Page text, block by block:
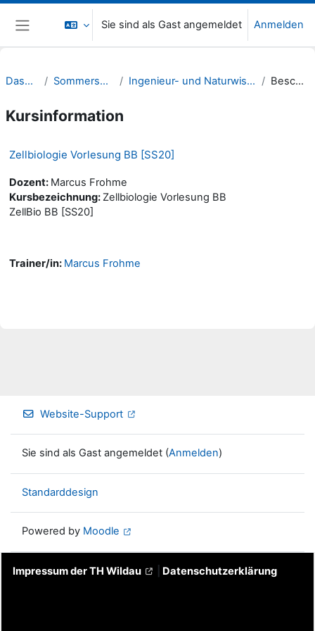
Zum Hauptinhalt
Website-Übersicht
Sie sind als Gast angemeldet Anmelden
Dashboard Sommersemester 20 Ingenieur- und Naturwissenschaften (INW) Beschreibung
Kursinformation
Zellbiologie Vorlesung BB [SS20]
Dozent: Marcus Frohme
Kursbezeichnung: Zellbiologie Vorlesung BB
ZellBio BB [SS20]
Trainer/in: Marcus Frohme
Website-Support
Sie sind als Gast angemeldet (Anmelden)
Standarddesign
Powered by Moodle
Impressum der TH Wildau Datenschutzerklärung